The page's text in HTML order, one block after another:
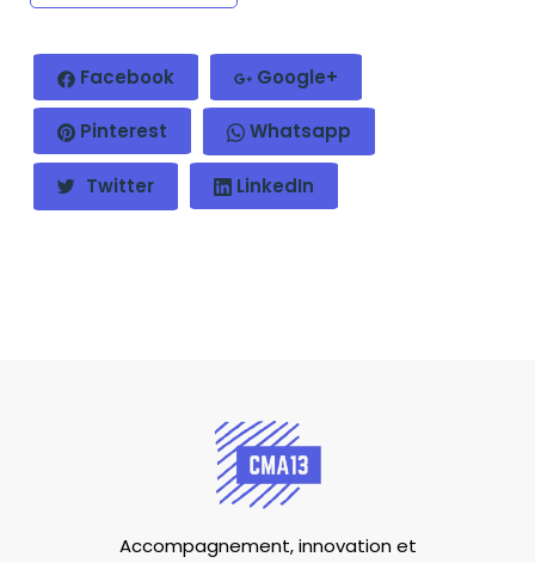
Facebook Google+
Pinterest Whatsapp
Twitter LinkedIn
Accompagnement, innovation et